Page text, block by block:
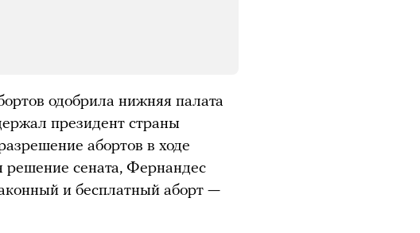
одобрила нижняя палата
президент страны
абортов в ходе
сената, Фернандес
и бесплатный аборт —